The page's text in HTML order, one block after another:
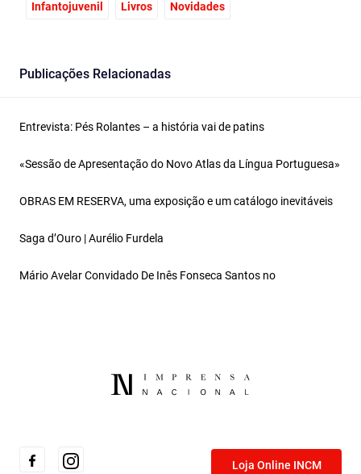
Infantojuvenil Livros Novidades
Publicações Relacionadas
Entrevista: Pés Rolantes – a história vai de patins
«Sessão de Apresentação do Novo Atlas da Língua Portuguesa»
OBRAS EM RESERVA, uma exposição e um catálogo inevitáveis
Saga d’Ouro | Aurélio Furdela
Mário Avelar Convidado De Inês Fonseca Santos no
Loja Online INCM